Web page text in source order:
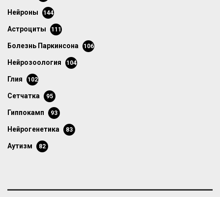
нейроны 144
астроциты 111
болезнь Паркинсона 106
нейрозоология 104
глия 102
сетчатка 95
гиппокамп 93
нейрогенетика 83
аутизм 82